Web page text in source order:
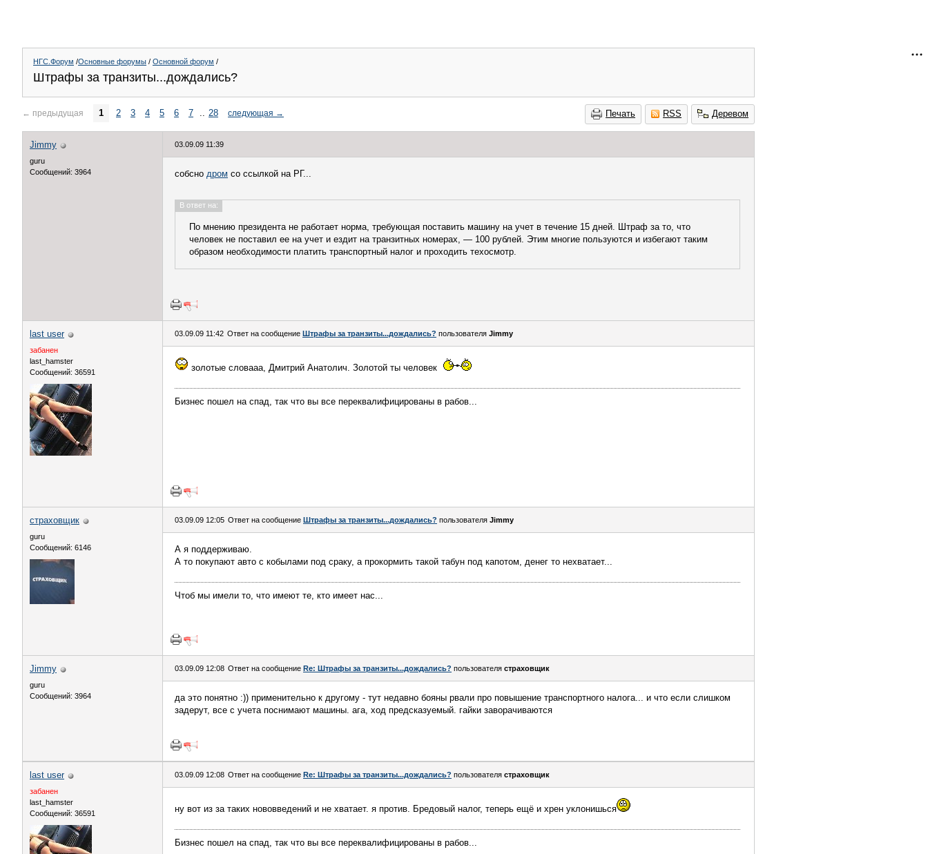
НГС.Форум /Основные форумы / Основной форум /
Штрафы за транзиты...дождались?
Печать RSS Деревом
← предыдущая 1 2 3 4 5 6 7 .. 28 следующая →
Jimmy
guru
Сообщений: 3964
03.09.09 11:39
собсно дром со ссылкой на РГ...
В ответ на:
По мнению президента не работает норма, требующая поставить машину на учет в течение 15 дней. Штраф за то, что
человек не поставил ее на учет и ездит на транзитных номерах, — 100 рублей. Этим многие пользуются и избегают таким
образом необходимости платить транспортный налог и проходить техосмотр.
last user
забанен
last_hamster
Сообщений: 36591
03.09.09 11:42 Ответ на сообщение Штрафы за транзиты...дождались? пользователя Jimmy
золотые словааа, Дмитрий Анатолич. Золотой ты человек
Бизнес пошел на спад, так что вы все переквалифицированы в рабов...
страховщик
guru
Сообщений: 6146
03.09.09 12:05 Ответ на сообщение Штрафы за транзиты...дождались? пользователя Jimmy
А я поддерживаю.
А то покупают авто с кобылами под сраку, а прокормить такой табун под капотом, денег то нехватает...
Чтоб мы имели то, что имеют те, кто имеет нас...
Jimmy
guru
Сообщений: 3964
03.09.09 12:08 Ответ на сообщение Re: Штрафы за транзиты...дождались? пользователя страховщик
да это понятно :)) применительно к другому - тут недавно бояны рвали про повышение транспортного налога... и что если слишком
задерут, все с учета поснимают машины. ага, ход предсказуемый. гайки заворачиваются
last user
забанен
last_hamster
Сообщений: 36591
03.09.09 12:08 Ответ на сообщение Re: Штрафы за транзиты...дождались? пользователя страховщик
ну вот из за таких нововведений и не хватает. я против. Бредовый налог, теперь ещё и хрен уклонишься
Бизнес пошел на спад, так что вы все переквалифицированы в рабов...